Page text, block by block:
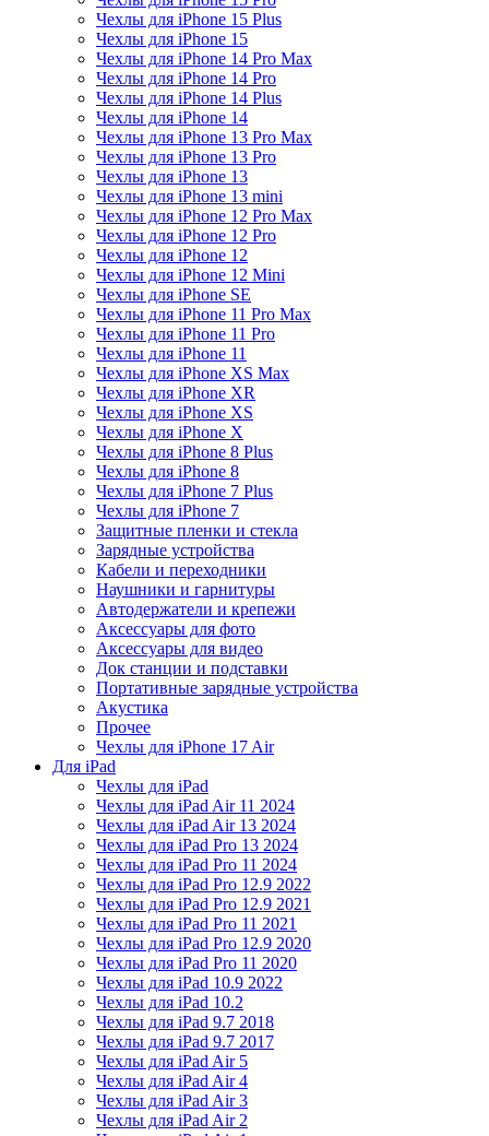
Чехлы для iPhone 15 Plus
Чехлы для iPhone 15
Чехлы для iPhone 14 Pro Max
Чехлы для iPhone 14 Pro
Чехлы для iPhone 14 Plus
Чехлы для iPhone 14
Чехлы для iPhone 13 Pro Max
Чехлы для iPhone 13 Pro
Чехлы для iPhone 13
Чехлы для iPhone 13 mini
Чехлы для iPhone 12 Pro Max
Чехлы для iPhone 12 Pro
Чехлы для iPhone 12
Чехлы для iPhone 12 Mini
Чехлы для iPhone SE
Чехлы для iPhone 11 Pro Max
Чехлы для iPhone 11 Pro
Чехлы для iPhone 11
Чехлы для iPhone XS Max
Чехлы для iPhone XR
Чехлы для iPhone XS
Чехлы для iPhone X
Чехлы для iPhone 8 Plus
Чехлы для iPhone 8
Чехлы для iPhone 7 Plus
Чехлы для iPhone 7
Защитные пленки и стекла
Зарядные устройства
Кабели и переходники
Наушники и гарнитуры
Автодержатели и крепежи
Аксессуары для фото
Аксессуары для видео
Док станции и подставки
Портативные зарядные устройства
Акустика
Прочее
Чехлы для iPhone 17 Air
Для iPad
Чехлы для iPad
Чехлы для iPad Air 11 2024
Чехлы для iPad Air 13 2024
Чехлы для iPad Pro 13 2024
Чехлы для iPad Pro 11 2024
Чехлы для iPad Pro 12.9 2022
Чехлы для iPad Pro 12.9 2021
Чехлы для iPad Pro 11 2021
Чехлы для iPad Pro 12.9 2020
Чехлы для iPad Pro 11 2020
Чехлы для iPad 10.9 2022
Чехлы для iPad 10.2
Чехлы для iPad 9.7 2018
Чехлы для iPad 9.7 2017
Чехлы для iPad Air 5
Чехлы для iPad Air 4
Чехлы для iPad Air 3
Чехлы для iPad Air 2